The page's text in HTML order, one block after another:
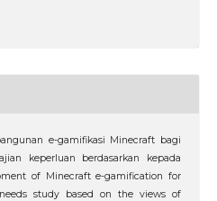
e-gamifikasi Minecraft bagi
keperluan berdasarkan kepada
of Minecraft e-gamification for
study based on the views of